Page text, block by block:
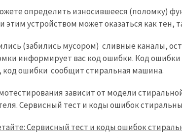
определить износившееся (поломку)
этим устройством может оказаться как тен,
(забились мусором) сливные каналы,
информирует вас код ошибки. Код ошибки
код ошибки сообщит стиральная машина.
зависит от модели
Сервисный тест и коды ошибок
Сервисный тест и коды ошибок